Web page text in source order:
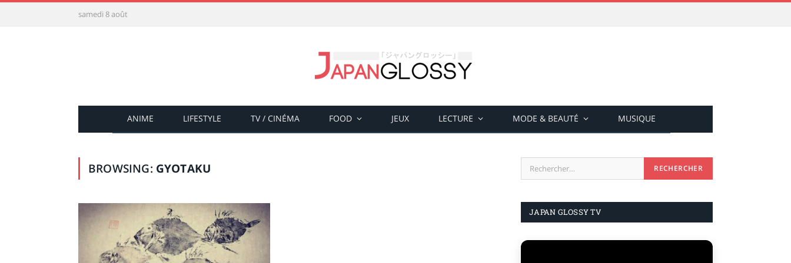
samedi 8 août
ANIME LIFESTYLE TV / CINÉMA FOOD JEUX LECTURE MODE & BEAUTÉ MUSIQUE
BROWSING: GYOTAKU
JAPAN GLOSSY TV